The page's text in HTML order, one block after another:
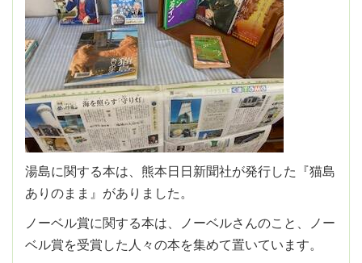
湯島に関する本は、熊本日日新聞社が発行した『猫島
ありのまま』がありました。
ノーベル賞に関する本は、ノーベルさんのこと、ノー
ベル賞を受賞した人々の本を集めて置いています。